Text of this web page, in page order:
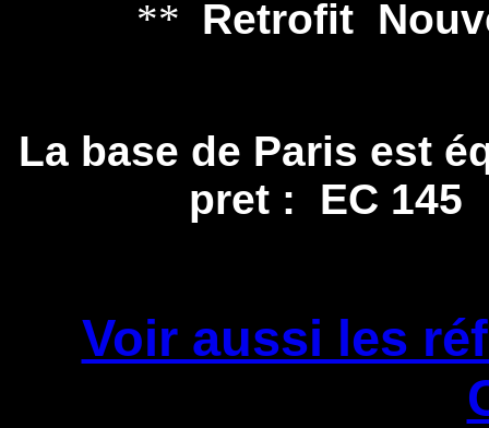
** Retrofit
La base de Paris est
pret : EC 145
Voir aussi les